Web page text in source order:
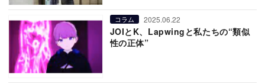
コラム 2025.06.22
JOIとK、Lapwingと私たちの“類似
性の正体”